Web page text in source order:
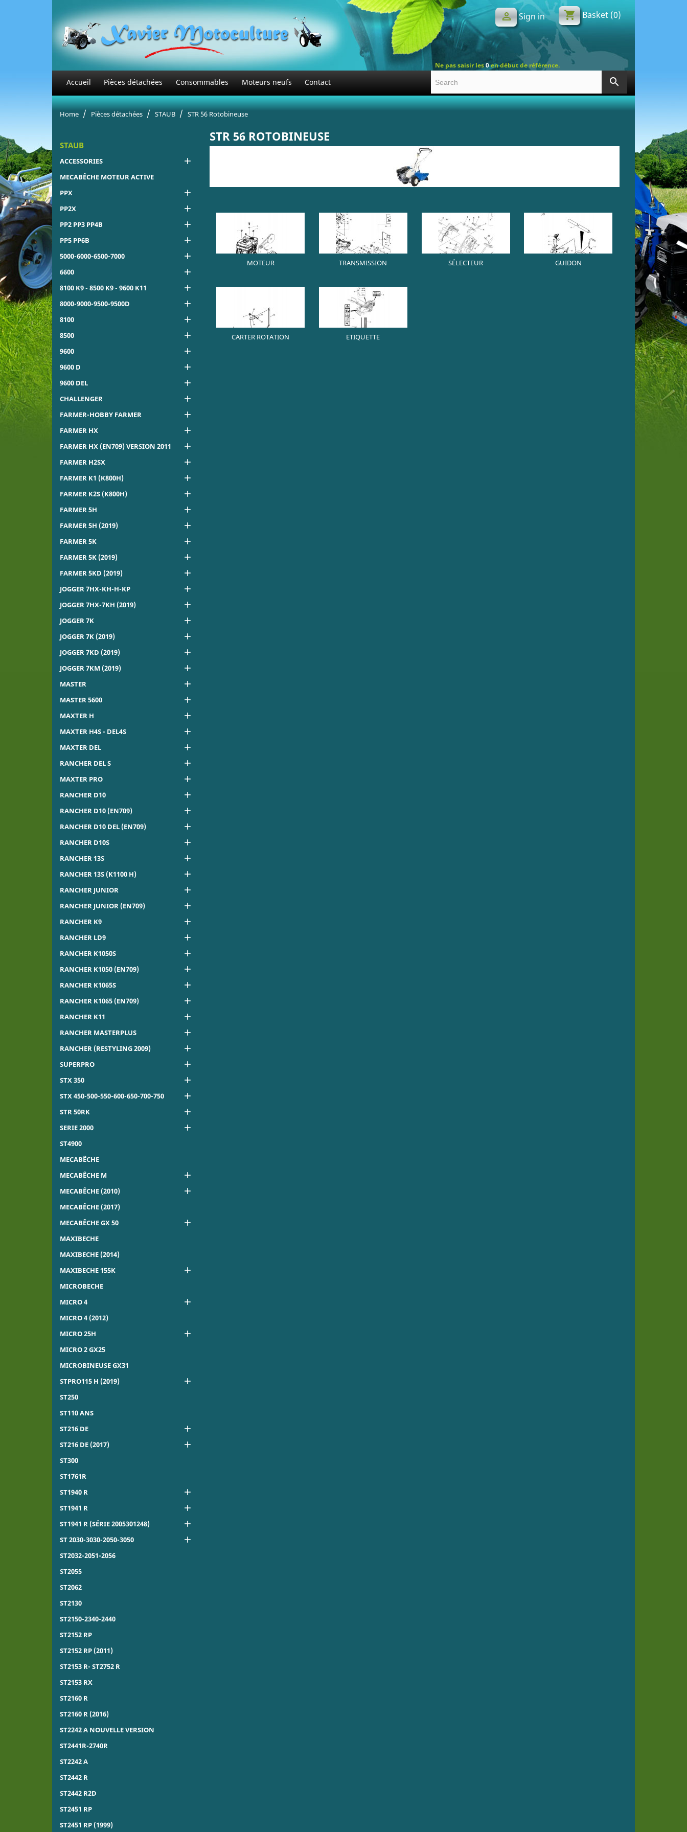
 Sign in shopping_cart Basket (0)
Accueil Pièces détachées Consommables Moteurs neufs Contact search
Ne pas saisir les0en début de référence.
Home Pièces détachées STAUB STR 56 Rotobineuse
STAUB
ACCESSORIES 
MECABÊCHE MOTEUR ACTIVE
PPX

PP2X 
PP2 PP3 PP4B 
PP5 PP6B 
5000-6000-6500-7000 
6600 
8100 K9 - 8500 K9 - 9600 K11 
8000-9000-9500-9500D 
8100 
8500 
9600 
9600 D 
9600 DEL 
CHALLENGER 
FARMER-HOBBY FARMER 
FARMER HX 
FARMER HX (EN709) VERSION 2011 
FARMER H2SX 
FARMER K1 (K800H) 
FARMER K2S (K800H) 
FARMER 5H 
FARMER 5H (2019) 
FARMER 5K 
FARMER 5K (2019) 
FARMER 5KD (2019) 
JOGGER 7HX-KH-H-KP 
JOGGER 7HX-7KH (2019) 
JOGGER 7K 
JOGGER 7K (2019) 
JOGGER 7KD (2019) 
JOGGER 7KM (2019) 
MASTER 
MASTER 5600 
MAXTER H 
MAXTER H4S - DEL4S 
MAXTER DEL 
RANCHER DEL S 
MAXTER PRO 
RANCHER D10 
RANCHER D10 (EN709) 
RANCHER D10 DEL (EN709) 
RANCHER D10S 
RANCHER 13S 
RANCHER 13S (K1100 H) 
RANCHER JUNIOR 
RANCHER JUNIOR (EN709) 
RANCHER K9 
RANCHER LD9 
RANCHER K1050S 
RANCHER K1050 (EN709) 
RANCHER K1065S 
RANCHER K1065 (EN709) 
RANCHER K11 
RANCHER MASTERPLUS 
RANCHER (RESTYLING 2009) 
SUPERPRO 
STX 350 
STX 450-500-550-600-650-700-750 
STR 50RK 
SERIE 2000 
ST4900
MECABÊCHE
MECABÊCHE M

MECABÊCHE (2010) 
MECABÊCHE (2017)
MECABÊCHE GX 50

MAXIBECHE
MAXIBECHE (2014)
MAXIBECHE 155K

MICROBECHE
MICRO 4

MICRO 4 (2012)
MICRO 25H

MICRO 2 GX25
MICROBINEUSE GX31
STPRO115 H (2019)

ST250
ST110 ANS
ST216 DE

ST216 DE (2017) 
ST300
ST1761R
ST1940 R

ST1941 R 
ST1941 R (SÉRIE 2005301248) 
ST 2030-3030-2050-3050 
ST2032-2051-2056
ST2055
ST2062
ST2130
ST2150-2340-2440
ST2152 RP
ST2152 RP (2011)
ST2153 R- ST2752 R
ST2153 RX
ST2160 R
ST2160 R (2016)
ST2242 A NOUVELLE VERSION
ST2441R-2740R
ST2242 A
ST2442 R
ST2442 R2D
ST2451 RP
ST2451 RP (1999)
STR 56 ROTOBINEUSE
MOTEUR TRANSMISSION SÉLECTEUR GUIDON
CARTER ROTATION ETIQUETTE